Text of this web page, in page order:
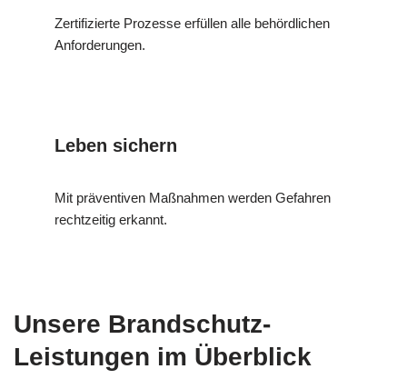
Zertifizierte Prozesse erfüllen alle behördlichen
Anforderungen.
Leben sichern
Mit präventiven Maßnahmen werden Gefahren
rechtzeitig erkannt.
Unsere Brandschutz-
Leistungen im Überblick